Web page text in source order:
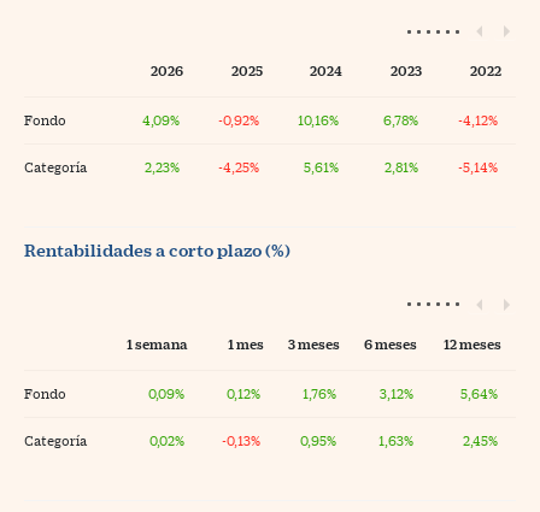
2026 2025 2024 2023 2022
Fondo 4,09% -0,92% 10,16% 6,78% -4,12%
Categoría 2,23% -4,25% 5,61% 2,81% -5,14%
Rentabilidades a corto plazo (%)
1 semana 1 mes 3 meses 6 meses 12 meses
Fondo 0,09% 0,12% 1,76% 3,12% 5,64%
Categoría 0,02% -0,13% 0,95% 1,63% 2,45%